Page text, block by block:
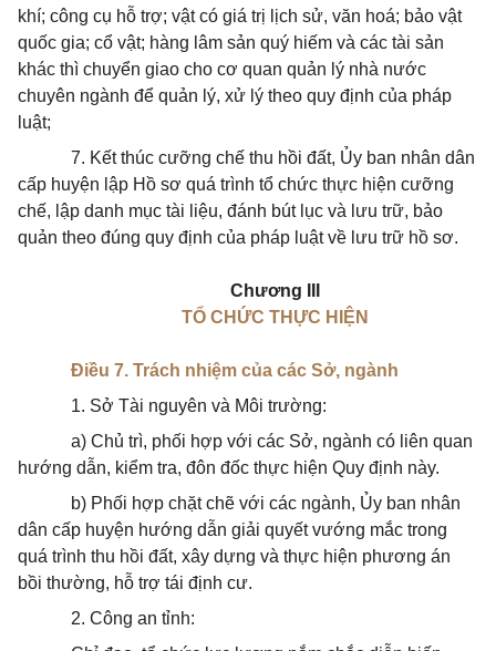
khí; công cụ hỗ trợ; vật có giá trị lịch sử, văn hoá; bảo vật
quốc gia; cổ vật; hàng lâm sản quý hiếm và các tài sản
khác thì chuyển giao cho cơ quan quản lý nhà nước
chuyên ngành để quản lý, xử lý theo quy định của pháp
luật;
7. Kết thúc cưỡng chế thu hồi đất, Ủy ban nhân dân
cấp huyện lập Hồ sơ quá trình tổ chức thực hiện cưỡng
chế, lập danh mục tài liệu, đánh bút lục và lưu trữ, bảo
quản theo đúng quy định của pháp luật về lưu trữ hồ sơ.
Chương III
TỔ CHỨC THỰC HIỆN
Điều 7. Trách nhiệm của các Sở, ngành
1. Sở Tài nguyên và Môi trường:
a) Chủ trì, phối hợp với các Sở, ngành có liên quan
hướng dẫn, kiểm tra, đôn đốc thực hiện Quy định này.
b) Phối hợp chặt chẽ với các ngành, Ủy ban nhân
dân cấp huyện hướng dẫn giải quyết vướng mắc trong
quá trình thu hồi đất, xây dựng và thực hiện phương án
bồi thường, hỗ trợ tái định cư.
2. Công an tỉnh: